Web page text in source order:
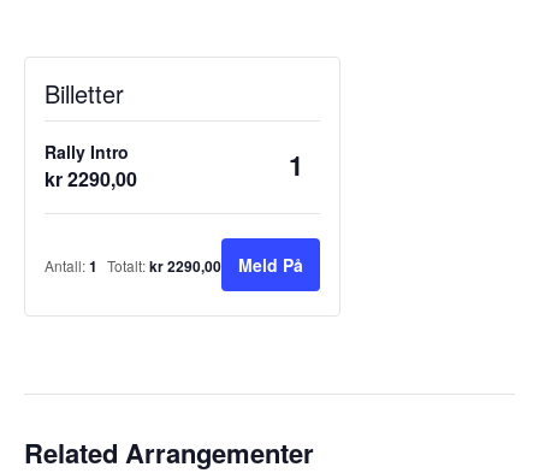
Billetter
Rally Intro
kr2290,00 Antall
Antall:1 Totalt:kr2290,00 Meld På
Related Arrangementer